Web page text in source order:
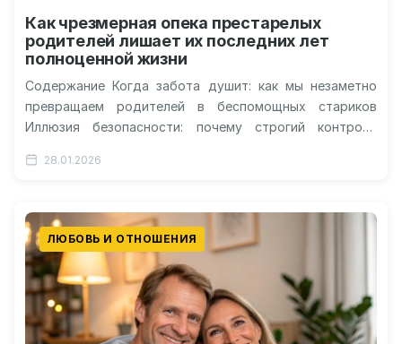
Как чрезмерная опека престарелых
родителей лишает их последних лет
полноценной жизни
Содержание Когда забота душит: как мы незаметно
превращаем родителей в беспомощных стариков
Иллюзия безопасности: почему строгий контроль
среда работает…
28.01.2026
ЛЮБОВЬ И ОТНОШЕНИЯ